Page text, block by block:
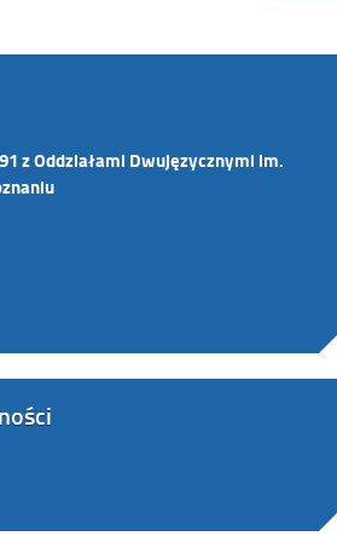
z Oddziałami Dwujęzycznymi im.